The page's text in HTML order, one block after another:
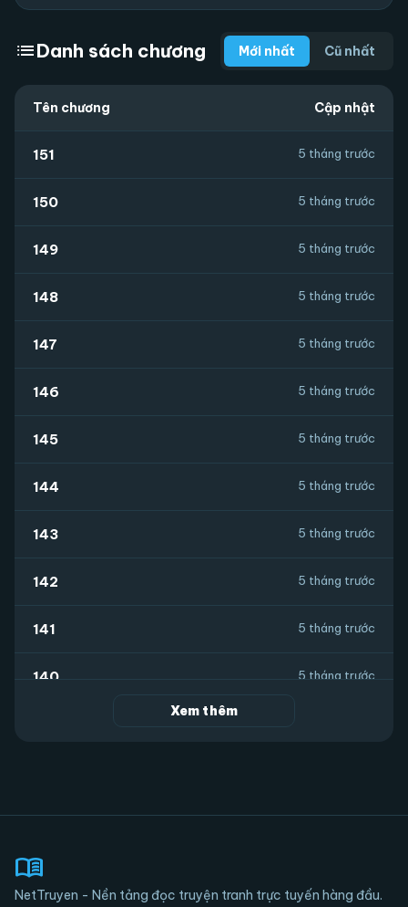
listDanh sách chương Mới nhất Cũ nhất
Tên chương Cập nhật
151 5 tháng trước
150 5 tháng trước
149 5 tháng trước
148 5 tháng trước
147 5 tháng trước
146 5 tháng trước
145 5 tháng trước
144 5 tháng trước
143 5 tháng trước
142 5 tháng trước
141 5 tháng trước
140 5 tháng trước
137 5 tháng trước
136
Xem thêm
menu_book
NetTruyen - Nền tảng đọc truyện tranh trực tuyến hàng đầu.